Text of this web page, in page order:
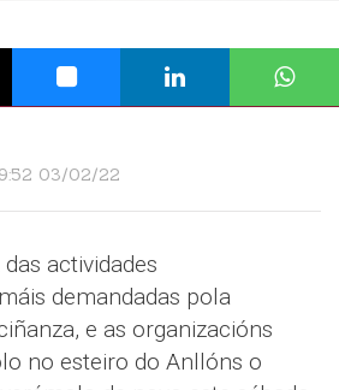
03/02/22
actividades
demandadas pola
e as organizacións
no esteiro do Anllóns o